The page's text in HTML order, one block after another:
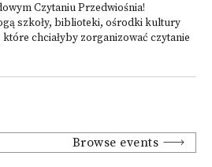
Czytaniu Przedwiośnia!
szkoły, biblioteki, ośrodki kultury
chciałyby zorganizować czytanie
Browse events